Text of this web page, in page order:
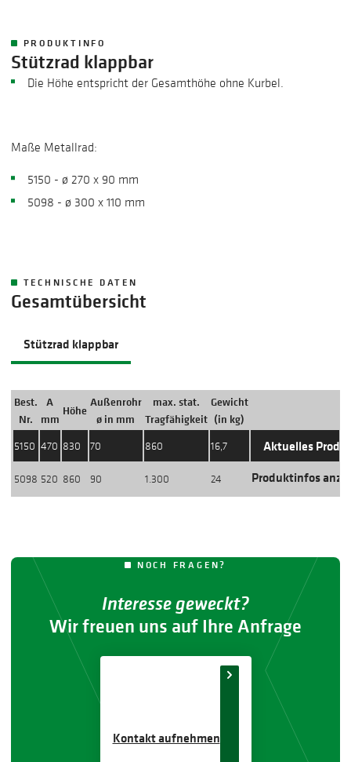
PRODUKTINFO
Stützrad klappbar
​Die Höhe entspricht der Gesamthöhe ohne Kurbel.
Maße Metallrad:
5150 - ø 270 x 90 mm
5098 - ø 300 x 110 mm
TECHNISCHE DATEN
Gesamtübersicht
Stützrad klappbar
Best.
Nr.
A
mm
Höhe
Außenrohr
ø in mm
max. stat.
Tragfähigkeit
Gewicht
(in kg)
5150 470 830 70 860 16,7 Aktuelles
5098 520 860 90 1.300 24 Produktinfos
NOCH FRAGEN?
Interesse geweckt?
Wir freuen uns auf Ihre Anfrage
Kontakt aufnehmen